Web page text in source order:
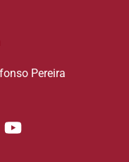
Pereira